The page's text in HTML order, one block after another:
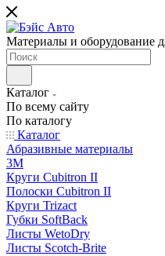
Материалы и оборудование
Каталог
По всему сайту
По каталогу
Каталог
Абразивные материалы
3M
Круги Cubitron II
Полоски Cubitron II
Круги Trizact
Губки SoftBack
Листы WetoDry
Листы Scotch-Brite